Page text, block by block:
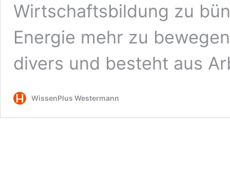
Wirtschaftsbildung zu
Energie mehr zu
divers und besteht aus
WissenPlus Westermann